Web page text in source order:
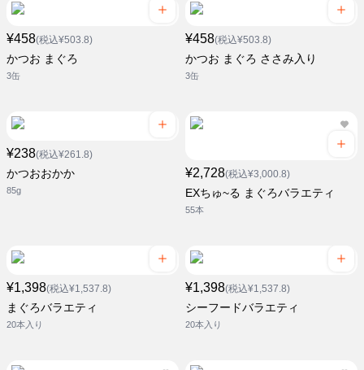
¥458(税込¥503.8)
かつお まぐろ
3缶
¥458(税込¥503.8)
かつお まぐろ ささみ入り
3缶
¥238(税込¥261.8)
かつおおかか
85g
¥2,728(税込¥3,000.8)
EXちゅ~る まぐろバラエティ
55本
¥1,398(税込¥1,537.8)
まぐろバラエティ
20本入り
¥1,398(税込¥1,537.8)
シーフードバラエティ
20本入り